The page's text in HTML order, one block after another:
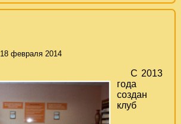
18 февраля 2014
С 2013
года
создан
клуб